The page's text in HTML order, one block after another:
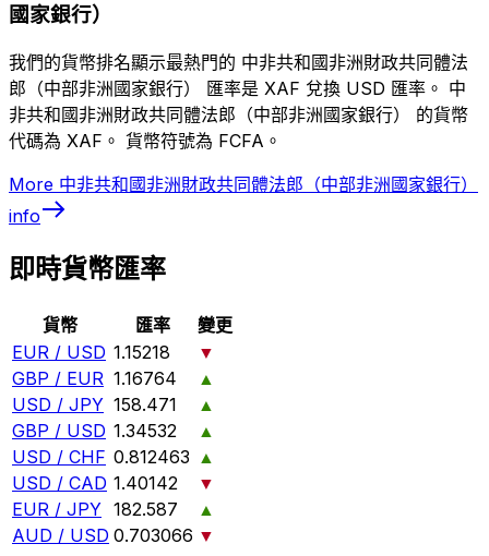
國家銀行）
我們的貨幣排名顯示最熱門的 中非共和國非洲財政共同體法
郎（中部非洲國家銀行） 匯率是 XAF 兌換 USD 匯率。 中
非共和國非洲財政共同體法郎（中部非洲國家銀行） 的貨幣
代碼為 XAF。 貨幣符號為 FCFA。
More 中非共和國非洲財政共同體法郎（中部非洲國家銀行）
info
即時貨幣匯率
貨幣 匯率
變更
EUR / USD 1.15218
▼
GBP / EUR 1.16764
▲
USD / JPY 158.471
▲
GBP / USD 1.34532
▲
USD / CHF 0.812463 ▲
USD / CAD 1.40142
▼
EUR / JPY 182.587
▲
AUD / USD 0.703066 ▼